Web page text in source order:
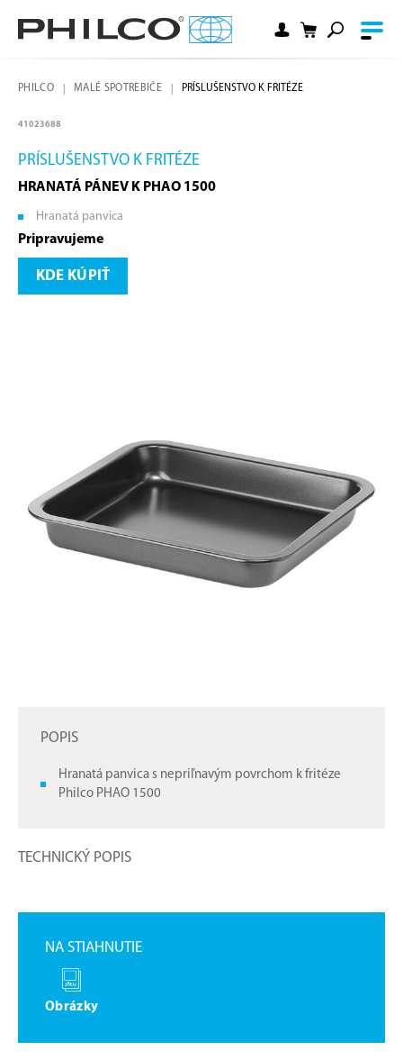
PHILCO MALÉ SPOTREBIČE PRÍSLUŠENSTVO K FRITÉZE
41023688
PRÍSLUŠENSTVO K FRITÉZE
HRANATÁ PÁNEV K PHAO 1500
Hranatá panvica
Pripravujeme
KDE KÚPIŤ
POPIS
Hranatá panvica s nepriľnavým povrchom k fritéze
Philco PHAO 1500
TECHNICKÝ POPIS
NA STIAHNUTIE
Obrázky